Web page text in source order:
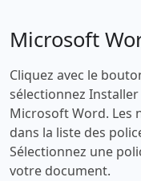
Microsoft
Cliquez avec le
sélectionnez
Microsoft Word. Les
dans la liste des
Sélectionnez une
votre document.